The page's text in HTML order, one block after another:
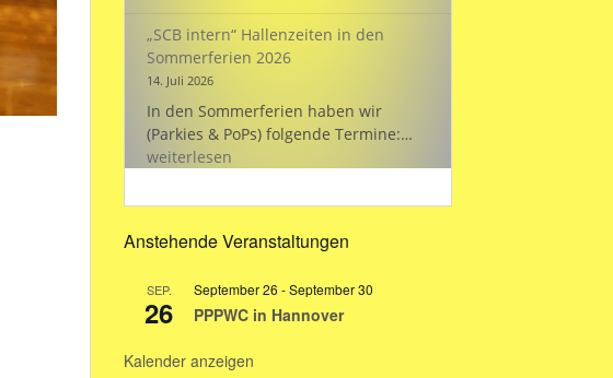
„SCB intern“ Hallenzeiten in den
Sommerferien 2026
14. Juli 2026
In den Sommerferien haben wir
(Parkies & PoPs) folgende Termine:…
in
weiterlesen
Anstehende Veranstaltungen
SEP.
26
September 26 -September 30
PPPWC in Hannover
Kalender anzeigen